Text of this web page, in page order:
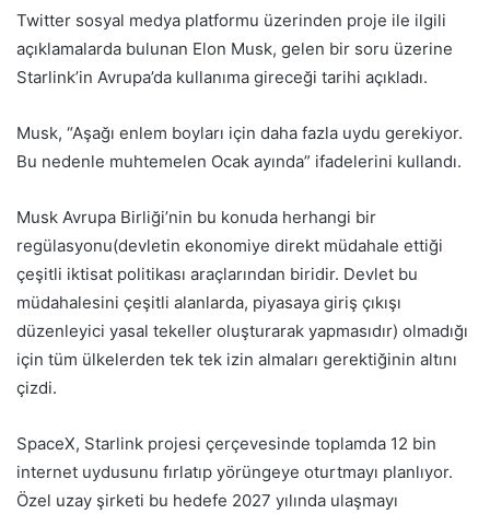
Twitter sosyal medya platformu üzerinden proje ile ilgili
açıklamalarda bulunan Elon Musk, gelen bir soru üzerine
Starlink’in Avrupa’da kullanıma gireceği tarihi açıkladı.
Musk, “Aşağı enlem boyları için daha fazla uydu gerekiyor.
Bu nedenle muhtemelen Ocak ayında” ifadelerini kullandı.
Musk Avrupa Birliği’nin bu konuda herhangi bir
regülasyonu(devletin ekonomiye direkt müdahale ettiği
çeşitli iktisat politikası araçlarından biridir. Devlet bu
müdahalesini çeşitli alanlarda, piyasaya giriş çıkışı
düzenleyici yasal tekeller oluşturarak yapmasıdır) olmadığı
için tüm ülkelerden tek tek izin almaları gerektiğinin altını
çizdi.
SpaceX, Starlink projesi çerçevesinde toplamda 12 bin
internet uydusunu fırlatıp yörüngeye oturtmayı planlıyor.
Özel uzay şirketi bu hedefe 2027 yılında ulaşmayı